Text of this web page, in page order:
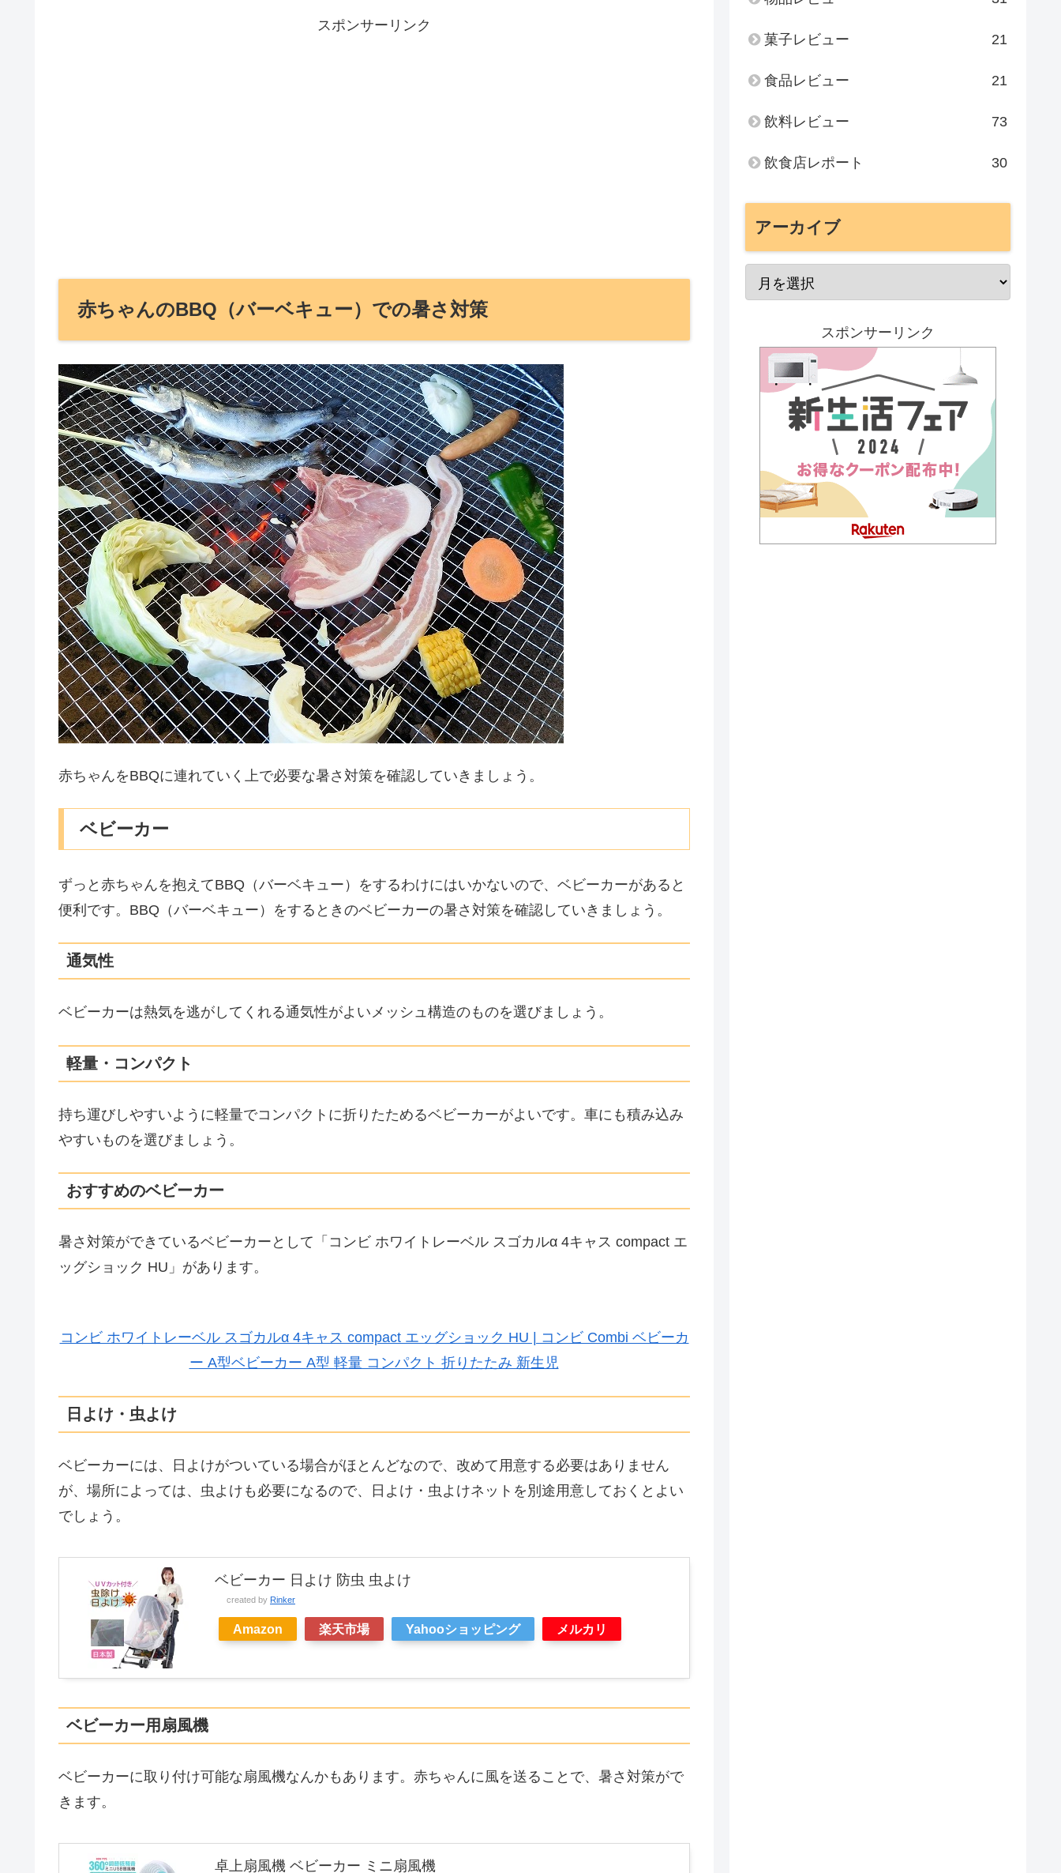
スポンサーリンク
赤ちゃんのBBQ（バーベキュー）での暑さ対策
赤ちゃんをBBQに連れていく上で必要な暑さ対策を確認していきましょう。
ベビーカー
ずっと赤ちゃんを抱えてBBQ（バーベキュー）をするわけにはいかないので、ベビーカーがあると
便利です。BBQ（バーベキュー）をするときのベビーカーの暑さ対策を確認していきましょう。
通気性
ベビーカーは熱気を逃がしてくれる通気性がよいメッシュ構造のものを選びましょう。
軽量・コンパクト
持ち運びしやすいように軽量でコンパクトに折りたためるベビーカーがよいです。車にも積み込み
やすいものを選びましょう。
おすすめのベビーカー
暑さ対策ができているベビーカーとして「コンビ ホワイトレーベル スゴカルα 4キャス compact エ
ッグショック HU」があります。
コンビ ホワイトレーベル スゴカルα 4キャス compact エッグショック HU | コンビ Combi ベビーカ
ー A型ベビーカー A型 軽量 コンパクト 折りたたみ 新生児
日よけ・虫よけ
ベビーカーには、日よけがついている場合がほとんどなので、改めて用意する必要はありません
が、場所によっては、虫よけも必要になるので、日よけ・虫よけネットを別途用意しておくとよい
でしょう。
ベビーカー 日よけ 防虫 虫よけ
created by Rinker
Amazon 楽天市場 Yahooショッピング メルカリ
ベビーカー用扇風機
ベビーカーに取り付け可能な扇風機なんかもあります。赤ちゃんに風を送ることで、暑さ対策がで
きます。
卓上扇風機 ベビーカー ミニ扇風機
菓子レビュー 21
食品レビュー 21
飲料レビュー 73
飲食店レポート 30
アーカイブ
スポンサーリンク